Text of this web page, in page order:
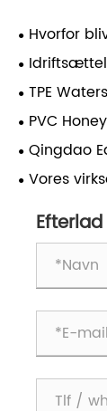
Hvorfor
populære?
kundens
med det
​TPE
leveret
​PVC
succes
Qingdao
Vores
vores klient.